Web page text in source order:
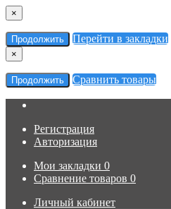
×
Продолжить Перейти в закладки
×
Продолжить Сравнить товары
Регистрация
Авторизация
Мои закладки 0
Сравнение товаров 0
Личный кабинет